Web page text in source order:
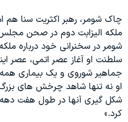
چاک شومر، رهبر اکثریت سنا هم
ملکه الیزابت دوم در صحن
شومر در سخنرانی‌ خود درباره
سلطنت او آغاز عصر اتمی، عصر
جماهیر شوروی و یک بیماری
او نه تنها شاهد چرخش های بزرگ
شکل گیری آنها در طول هفت
کرد.»